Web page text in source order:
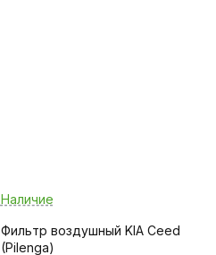
Наличие
Фильтр воздушный KIA Ceed
(Pilenga)